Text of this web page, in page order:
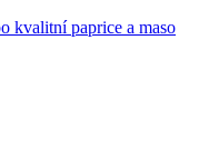
kvalitní paprice a maso